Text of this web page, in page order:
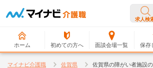
求人検
ホーム 初めての方へ 面談会場一覧 保存
マイナビ介護職 佐賀県 佐賀県の障がい者施設